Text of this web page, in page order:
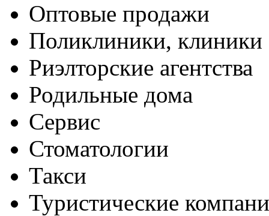
Оптовые продажи
Поликлиники, клиники
Риэлторские агентства
Родильные дома
Сервис
Стоматологии
Такси
Туристические